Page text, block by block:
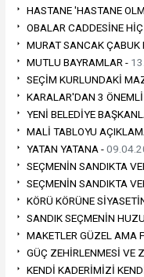
HASTANE 'HASTANE
OBALAR CADDESİNE
MURAT SANCAK ÇABUK
MUTLU BAYRAMLAR -
SEÇİM KURLUNDAKİ
KARALAR'DAN 3
YENİ BELEDİYE
MALİ TABLOYU
YATAN YATANA -
SEÇMENİN SANDIKTA
SEÇMENİN SANDIKTA
KÖRÜ KÖRÜNE
SANDIK SEÇMENİN
MAKETLER GÜZEL AMA
GÜÇ ZEHİRLENMESİ VE
KENDİ KADERİMİZİ